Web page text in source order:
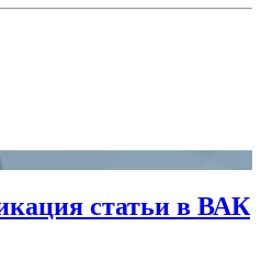
статьи в ВАК